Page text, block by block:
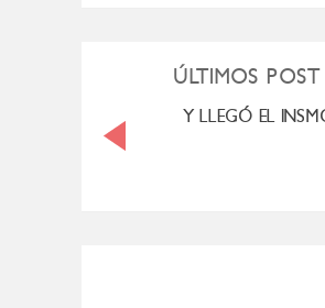
ÚLTIMOS POST
Y LLEGÓ EL